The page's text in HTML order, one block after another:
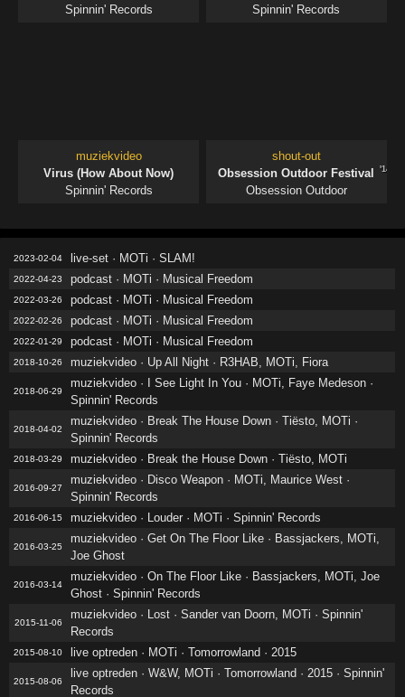
Spinnin' Records
Spinnin' Records
muziekvideo
Virus (How About Now)
Spinnin' Records
shout-out
Obsession Outdoor Festival
'14
Obsession Outdoor
2023-02-04 live-set · MOTi · SLAM!
2022-04-23 podcast · MOTi · Musical Freedom
2022-03-26 podcast · MOTi · Musical Freedom
2022-02-26 podcast · MOTi · Musical Freedom
2022-01-29 podcast · MOTi · Musical Freedom
2018-10-26 muziekvideo · Up All Night · R3HAB, MOTi, Fiora
2018-06-29
muziekvideo · I See Light In You · MOTi, Faye Medeson ·
Spinnin' Records
2018-04-02
muziekvideo · Break The House Down · Tiësto, MOTi ·
Spinnin' Records
2018-03-29 muziekvideo · Break the House Down · Tiësto, MOTi
2016-09-27
muziekvideo · Disco Weapon · MOTi, Maurice West ·
Spinnin' Records
2016-06-15 muziekvideo · Louder · MOTi · Spinnin' Records
2016-03-25
muziekvideo · Get On The Floor Like · Bassjackers, MOTi,
Joe Ghost
2016-03-14
muziekvideo · On The Floor Like · Bassjackers, MOTi, Joe
Ghost · Spinnin' Records
2015-11-06
muziekvideo · Lost · Sander van Doorn, MOTi · Spinnin'
Records
2015-08-10 live optreden · MOTi · Tomorrowland · 2015
2015-08-06
live optreden · W&W, MOTi · Tomorrowland · 2015 · Spinnin'
Records